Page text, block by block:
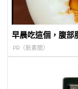
早晨吃這個，腹部
PR（新素簡）